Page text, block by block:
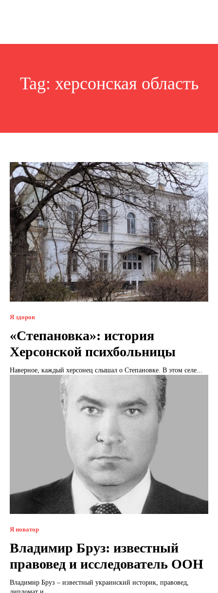
Tag: херсонская область
Я здоров
«Степановка»: история
Херсонской психбольницы
Наверное, каждый херсонец слышал о Степановке. В этом селе...
Я новатор
Владимир Бруз: известный
правовед и исследователь ООН
Владимир Бруз – известный украинский историк, правовед,